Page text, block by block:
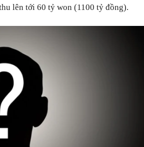
lên tới 60 tỷ won (1100 tỷ đồng).